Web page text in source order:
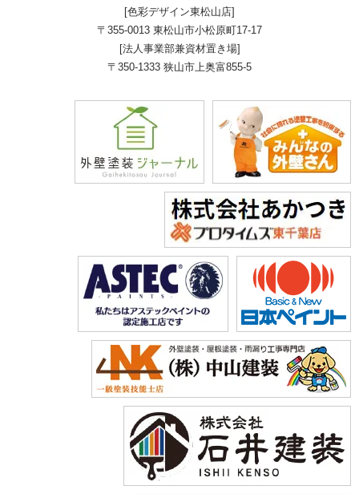
[色彩デザイン東松山店]
〒355-0013 東松山市小松原町17-17
[法人事業部兼資材置き場]
〒350-1333 狭山市上奥富855-5